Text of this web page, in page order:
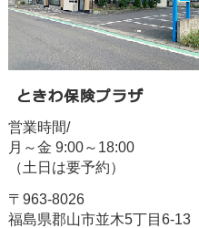
営業時間/
月～金 9:00～18:00
（土日は要予約）
〒963-8026
福島県郡山市並木5丁目6-13